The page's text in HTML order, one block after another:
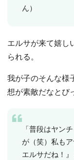
ん）
エルサが来て嬉し
られる。
我が子のそんな様
想が素敵だなとび
「普段はヤン
が（笑）私も
エルサだね！